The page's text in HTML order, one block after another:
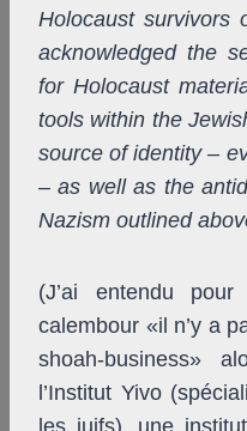
Holocaust survivors
acknowledged the
for Holocaust
tools within the
source of identity –
– as well as the
Nazism outlined
(J’ai entendu
calembour «il n’y a
shoah-business»
l’Institut Yivo